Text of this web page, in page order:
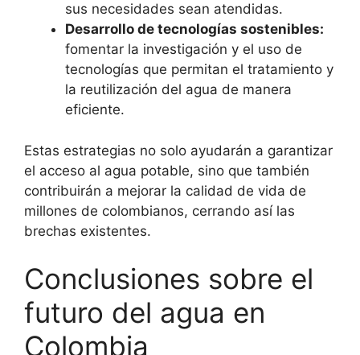
sus necesidades sean atendidas.
Desarrollo de tecnologías sostenibles:
fomentar la investigación y el uso de
tecnologías que permitan el tratamiento y
la reutilización del agua de manera
eficiente.
Estas estrategias no solo ayudarán a garantizar
el acceso al agua potable, sino que también
contribuirán a mejorar la calidad de vida de
millones de colombianos, cerrando así las
brechas existentes.
Conclusiones sobre el
futuro del agua en
Colombia